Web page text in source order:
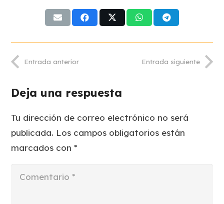
Entrada anterior Entrada siguiente
Deja una respuesta
Tu dirección de correo electrónico no será
publicada. Los campos obligatorios están
marcados con*